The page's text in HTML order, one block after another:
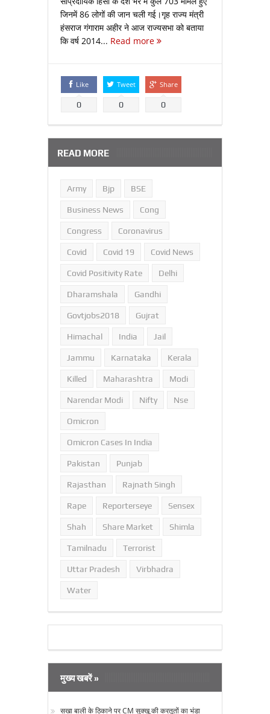
जिनमें 86 लोगों की जान चली गई।गृह राज्य मंत्री
हंसराज गंगाराम अहीर ने आज राज्यसभा को बताया
कि वर्ष 2014... Read more
Like
0
Tweet
0
Share
0
READ MORE
Army Bjp BSE
Business News Cong
Congress Coronavirus
Covid Covid 19 Covid News
Covid Positivity Rate Delhi
Dharamshala Gandhi
Govtjobs2018 Gujrat
Himachal India Jail
Jammu Karnataka Kerala
Killed Maharashtra Modi
Narendar Modi Nifty Nse
Omicron
Omicron Cases In India
Pakistan Punjab
Rajasthan Rajnath Singh
Rape Reporterseye Sensex
Shah Share Market Shimla
Tamilnadu Terrorist
Uttar Pradesh Virbhadra
Water
मुख्य खबरें »
सखा बाली के ठिकाने पर CM सुक्‍खू की करतूतों का भंडा